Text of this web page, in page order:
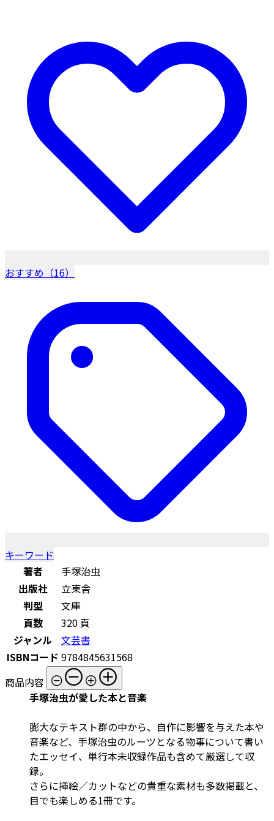
おすすめ（16）
キーワード
著者
手塚治虫
出版社
立東舎
判型
文庫
頁数
320 頁
ジャンル
文芸書
ISBNコード 9784845631568
商品内容
手塚治虫が愛した本と音楽
膨大なテキスト群の中から、自作に影響を与えた本や
音楽など、手塚治虫のルーツとなる物事について書い
たエッセイ、単行本未収録作品も含めて厳選して収
録。
さらに挿絵／カットなどの貴重な素材も多数掲載と、
目でも楽しめる1冊です。